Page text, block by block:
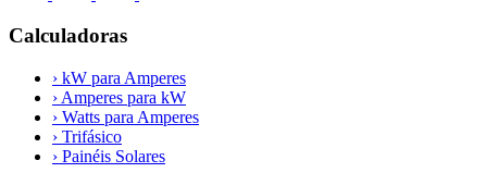
Calculadoras
› kW para Amperes
› Amperes para kW
› Watts para Amperes
› Trifásico
› Painéis Solares